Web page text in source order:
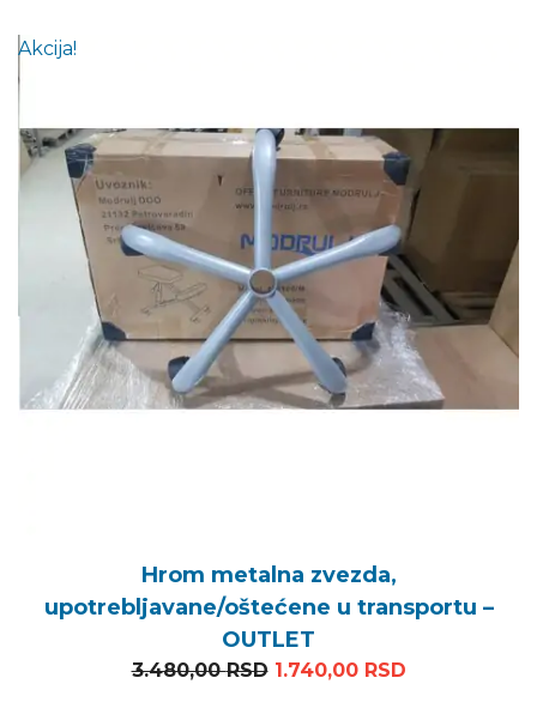
Akcija!
Hrom metalna zvezda,
upotrebljavane/oštećene u transportu –
OUTLET
3.480,00RSD Originalna cena je bila:
1.740,00 RSDTrenutna